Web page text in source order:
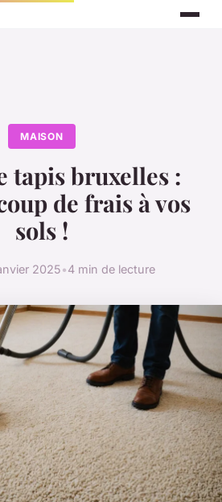
MAISON
tapis bruxelles :
de frais à vos
sols !
2025•4 min de lecture